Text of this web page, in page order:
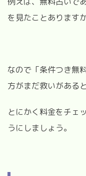
を見たことあります
なので「条件つき無
方がまだ救いがある
とにかく料金をチェ
うにしましょう。